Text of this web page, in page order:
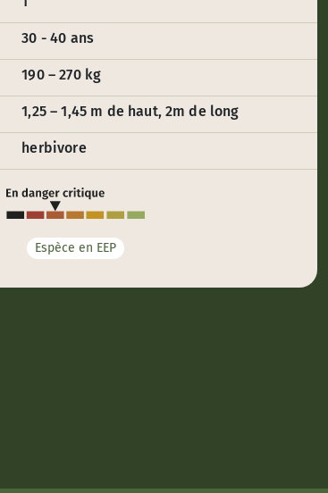
30 - 40 ans
190 – 270 kg
1,25 – 1,45 m de haut, 2m de long
herbivore
Espèce en EEP